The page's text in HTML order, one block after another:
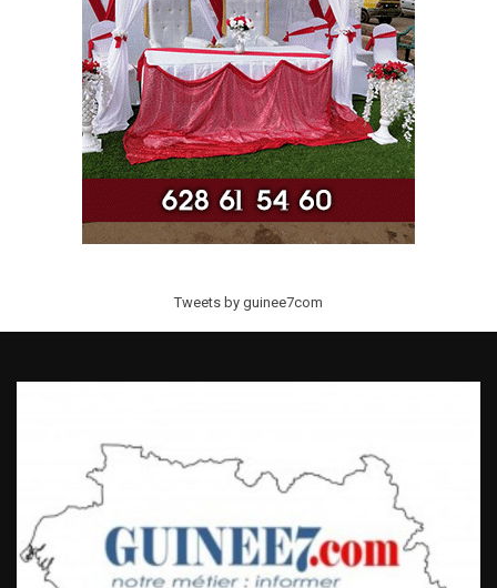
Tweets by guinee7com